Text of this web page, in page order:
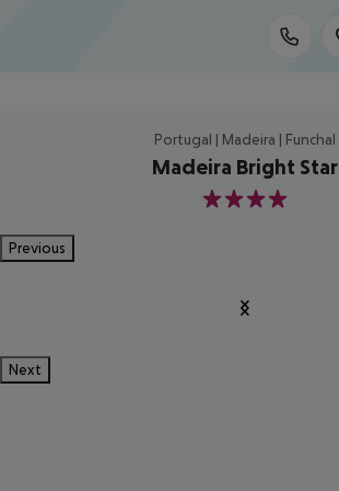
Portugal | Madeira | Funchal
Madeira Bright Star
4
Previous
Next